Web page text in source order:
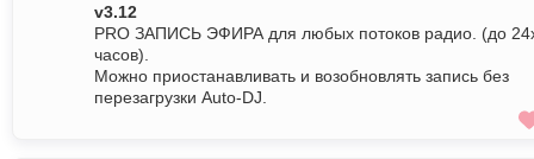
v3.12
PRO ЗАПИСЬ ЭФИРА для любых потоков радио. (до
часов).
Можно приостанавливать и возобновлять запись без
перезагрузки Auto-DJ.